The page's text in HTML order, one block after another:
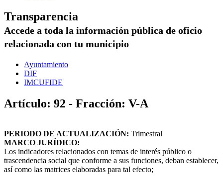
Transparencia
Accede a toda la información pública de oficio
relacionada con tu municipio
Ayuntamiento
DIF
IMCUFIDE
Artículo: 92 - Fracción: V-A
PERIODO DE ACTUALIZACIÓN: Trimestral
MARCO JURÍDICO:
Los indicadores relacionados con temas de interés público o
trascendencia social que conforme a sus funciones, deban establecer,
así como las matrices elaboradas para tal efecto;